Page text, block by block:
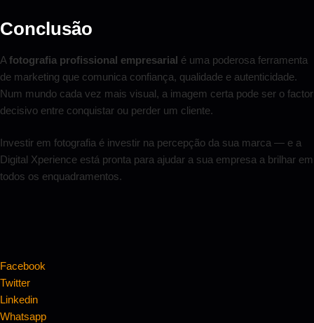
Conclusão
A fotografia profissional empresarial é uma poderosa ferramenta
de marketing que comunica confiança, qualidade e autenticidade.
Num mundo cada vez mais visual, a imagem certa pode ser o factor
decisivo entre conquistar ou perder um cliente.
Investir em fotografia é investir na percepção da sua marca — e a
Digital Xperience está pronta para ajudar a sua empresa a brilhar em
todos os enquadramentos.
Facebook
Twitter
Linkedin
Whatsapp